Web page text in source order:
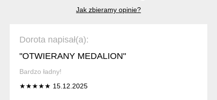
Jak zbieramy opinie?
Dorota napisał(a):
"OTWIERANY MEDALION"
Bardzo ładny!
★★★★★ 15.12.2025